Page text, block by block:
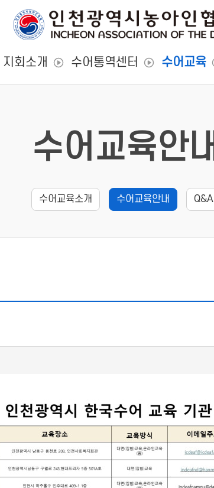
지회소개 수어통역센터 수어교육
수어교육안내
수어교육소개 수어교육안내 Q&A